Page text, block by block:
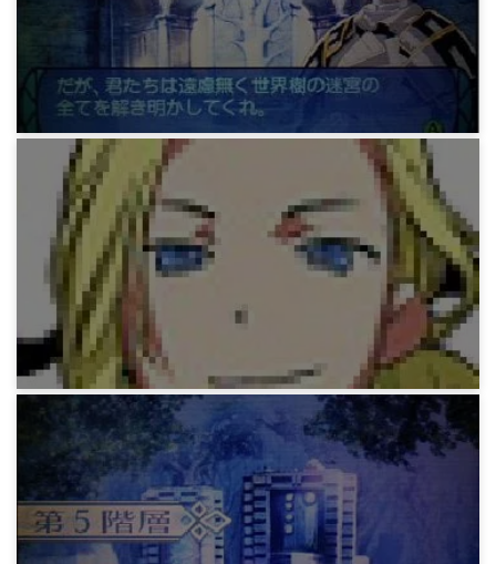
11年前
SSQ 11 第五階層その後
ゲーム
SSQ 10 第五階層後編